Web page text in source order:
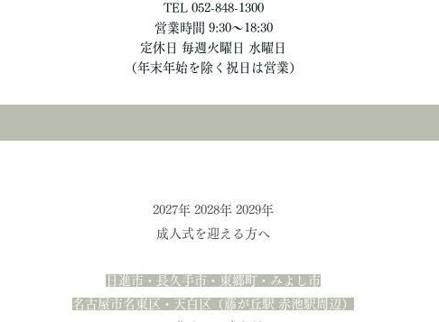
TEL 052-848-1300
営業時間 9:30〜18:30
定休日 毎週火曜日 水曜日
（年末年始を除く祝日は営業）
2027年 2028年 2029年
成人式を迎える方へ
日進市・長久手市・東郷町・みよし市
名古屋市名東区・天白区
（藤が丘駅 赤池駅周辺）